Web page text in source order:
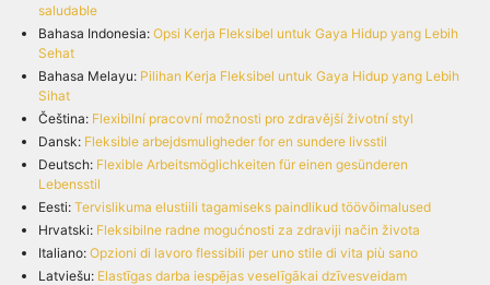
saludable
Bahasa Indonesia: Opsi Kerja Fleksibel untuk Gaya Hidup yang Lebih
Sehat
Bahasa Melayu: Pilihan Kerja Fleksibel untuk Gaya Hidup yang Lebih
Sihat
Čeština: Flexibilní pracovní možnosti pro zdravější životní styl
Dansk: Fleksible arbejdsmuligheder for en sundere livsstil
Deutsch: Flexible Arbeitsmöglichkeiten für einen gesünderen
Lebensstil
Eesti: Tervislikuma elustiili tagamiseks paindlikud töövõimalused
Hrvatski: Fleksibilne radne mogućnosti za zdraviji način života
Italiano: Opzioni di lavoro flessibili per uno stile di vita più sano
Latviešu: Elastīgas darba iespējas veselīgākai dzīvesveidam